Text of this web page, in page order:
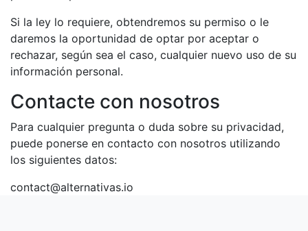
Si la ley lo requiere, obtendremos su permiso o le
daremos la oportunidad de optar por aceptar o
rechazar, según sea el caso, cualquier nuevo uso de su
información personal.
Contacte con nosotros
Para cualquier pregunta o duda sobre su privacidad,
puede ponerse en contacto con nosotros utilizando
los siguientes datos:
contact@alternativas.io